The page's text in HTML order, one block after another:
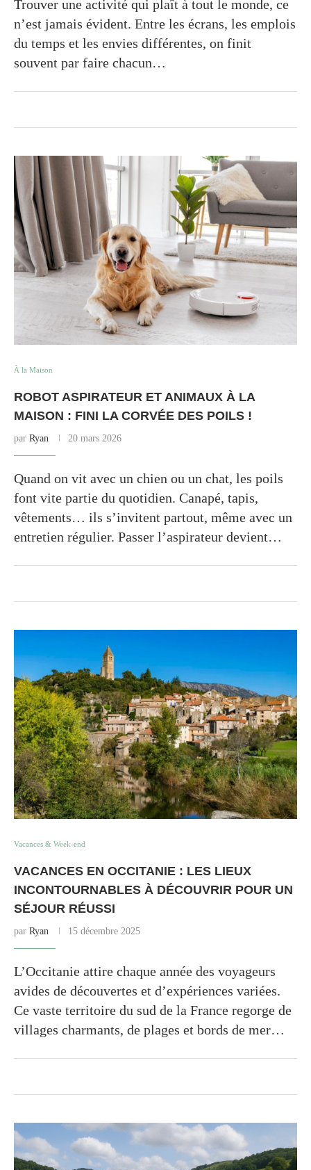
Trouver une activité qui plaît à tout le monde, ce
n’est jamais évident. Entre les écrans, les emplois
du temps et les envies différentes, on finit
souvent par faire chacun…
À la Maison
ROBOT ASPIRATEUR ET ANIMAUX À LA
MAISON : FINI LA CORVÉE DES POILS !
par Ryan 20 mars 2026
Quand on vit avec un chien ou un chat, les poils
font vite partie du quotidien. Canapé, tapis,
vêtements… ils s’invitent partout, même avec un
entretien régulier. Passer l’aspirateur devient…
Vacances & Week-end
VACANCES EN OCCITANIE : LES LIEUX
INCONTOURNABLES À DÉCOUVRIR POUR UN
SÉJOUR RÉUSSI
par Ryan 15 décembre 2025
L’Occitanie attire chaque année des voyageurs
avides de découvertes et d’expériences variées.
Ce vaste territoire du sud de la France regorge de
villages charmants, de plages et bords de mer…